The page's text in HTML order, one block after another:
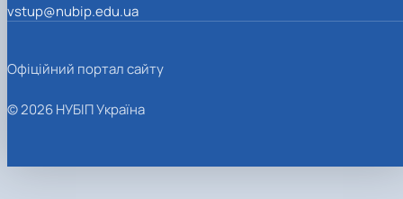
vstup@nubip.edu.ua
Офіційний портал сайту
© 2026 НУБІП Україна